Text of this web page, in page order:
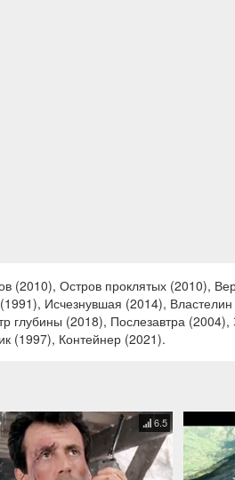
(2010), Остров проклятых (2010),
Исчезнувшая (2014),
(2018), Послезавтра (2004),
(1997), Контейнер (2021).
6.5